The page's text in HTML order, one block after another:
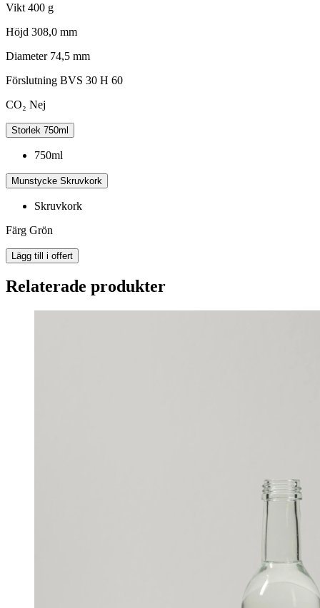
Vikt 400 g
Höjd 308,0 mm
Diameter 74,5 mm
Förslutning BVS 30 H 60
CO₂ Nej
Storlek 750ml
750ml
Munstycke Skruvkork
Skruvkork
Färg Grön
Lägg till i offert
Relaterade produkter